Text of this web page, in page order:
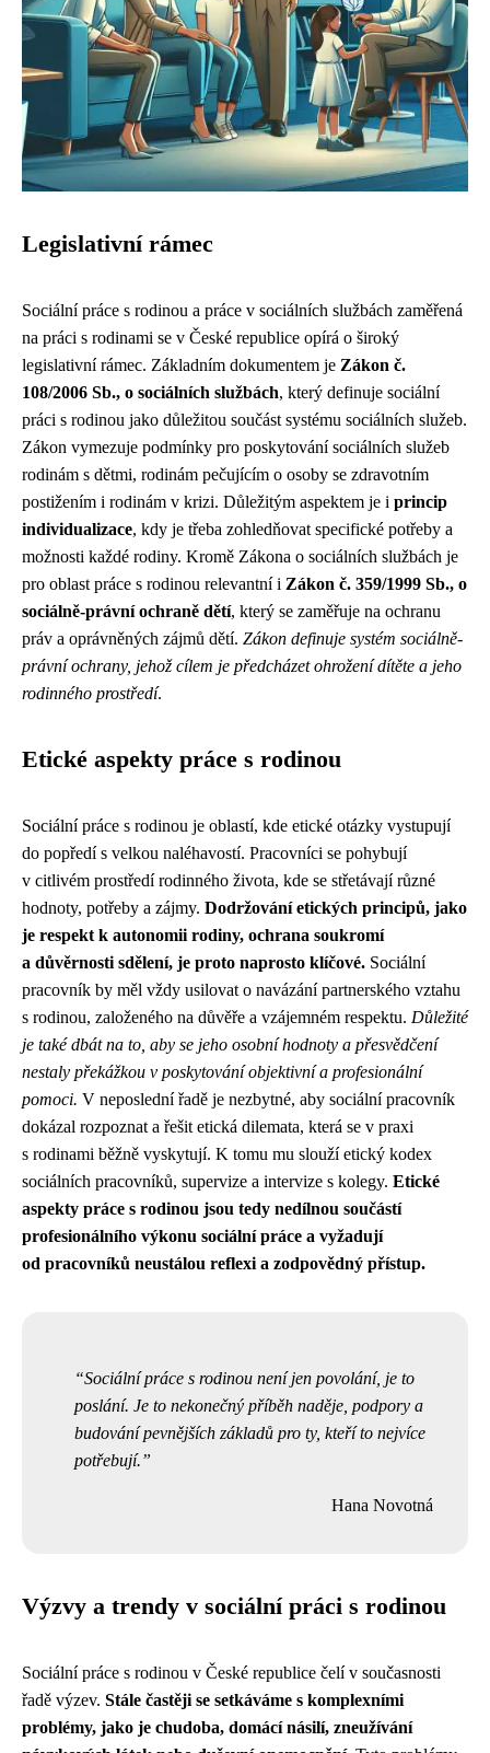
Legislativní rámec
Sociální práce s rodinou a práce v sociálních službách zaměřená
na práci s rodinami se v České republice opírá o široký
legislativní rámec. Základním dokumentem je Zákon č.
108/2006 Sb., o sociálních službách, který definuje sociální
práci s rodinou jako důležitou součást systému sociálních služeb.
Zákon vymezuje podmínky pro poskytování sociálních služeb
rodinám s dětmi, rodinám pečujícím o osoby se zdravotním
postižením i rodinám v krizi. Důležitým aspektem je i princip
individualizace, kdy je třeba zohledňovat specifické potřeby a
možnosti každé rodiny. Kromě Zákona o sociálních službách je
pro oblast práce s rodinou relevantní i Zákon č. 359/1999 Sb., o
sociálně-právní ochraně dětí, který se zaměřuje na ochranu
práv a oprávněných zájmů dětí. Zákon definuje systém sociálně-
právní ochrany, jehož cílem je předcházet ohrožení dítěte a jeho
rodinného prostředí.
Etické aspekty práce s rodinou
Sociální práce s rodinou je oblastí, kde etické otázky vystupují
do popředí s velkou naléhavostí. Pracovníci se pohybují
v citlivém prostředí rodinného života, kde se střetávají různé
hodnoty, potřeby a zájmy. Dodržování etických principů, jako
je respekt k autonomii rodiny, ochrana soukromí
a důvěrnosti sdělení, je proto naprosto klíčové. Sociální
pracovník by měl vždy usilovat o navázání partnerského vztahu
s rodinou, založeného na důvěře a vzájemném respektu. Důležité
je také dbát na to, aby se jeho osobní hodnoty a přesvědčení
nestaly překážkou v poskytování objektivní a profesionální
pomoci. V neposlední řadě je nezbytné, aby sociální pracovník
dokázal rozpoznat a řešit etická dilemata, která se v praxi
s rodinami běžně vyskytují. K tomu mu slouží etický kodex
sociálních pracovníků, supervize a intervize s kolegy. Etické
aspekty práce s rodinou jsou tedy nedílnou součástí
profesionálního výkonu sociální práce a vyžadují
od pracovníků neustálou reflexi a zodpovědný přístup.
Sociální práce s rodinou není jen povolání, je to
poslání. Je to nekonečný příběh naděje, podpory a
budování pevnějších základů pro ty, kteří to nejvíce
potřebují.
Hana Novotná
Výzvy a trendy v sociální práci s rodinou
Sociální práce s rodinou v České republice čelí v současnosti
řadě výzev. Stále častěji se setkáváme s komplexními
problémy, jako je chudoba, domácí násilí, zneužívání